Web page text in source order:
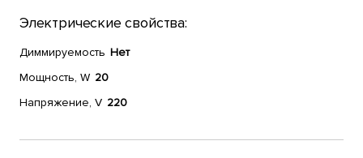
Электрические свойства:
Диммируемость Нет
Мощность, W 20
Напряжение, V 220